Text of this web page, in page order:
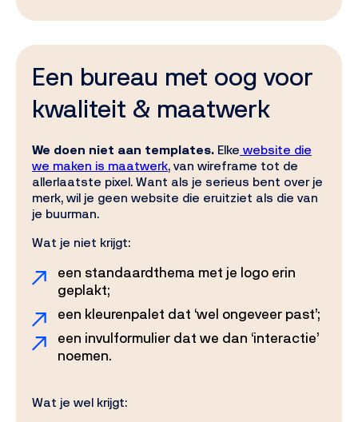
Een bureau met oog voor
kwaliteit & maatwerk
We doen niet aan templates. Elke website die
we maken is maatwerk, van wireframe tot de
allerlaatste pixel. Want als je serieus bent over je
merk, wil je geen website die eruitziet als die van
je buurman.
Wat je niet krijgt:
een standaardthema met je logo erin
geplakt;
een kleurenpalet dat ‘wel ongeveer past’;
een invulformulier dat we dan ‘interactie’
noemen.
Wat je wel krijgt: